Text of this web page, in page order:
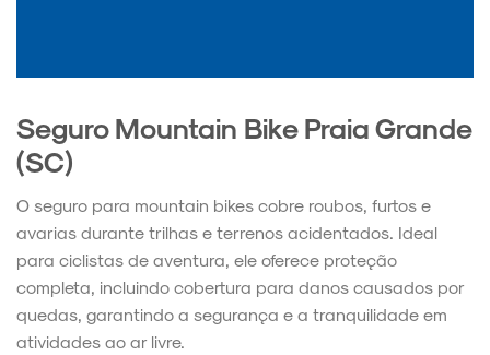
Seguro Mountain Bike Praia Grande
(SC)
O seguro para mountain bikes cobre roubos, furtos e
avarias durante trilhas e terrenos acidentados. Ideal
para ciclistas de aventura, ele oferece proteção
completa, incluindo cobertura para danos causados por
quedas, garantindo a segurança e a tranquilidade em
atividades ao ar livre.